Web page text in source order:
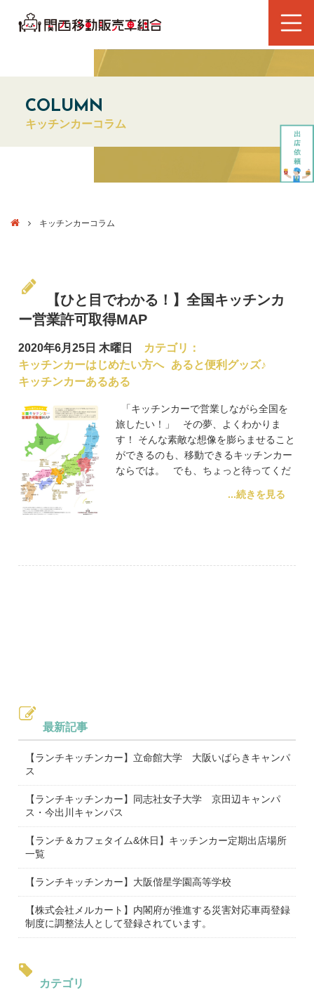
COLUMN
キッチンカーコラム
キッチンカーコラム
【ひと目でわかる！】全国キッチンカ
ー営業許可取得MAP
2020年6月25日 木曜日
カテゴリ：
キッチンカーはじめたい方へ
あると便利グッズ♪
キッチンカーあるある
「キッチンカーで営業しながら全国を
旅したい！」 その夢、よくわかりま
す！ そんな素敵な想像を膨らませること
ができるのも、移動できるキッチンカー
ならでは。 でも、ちょっと待ってくだ
...続きを見る
最新記事
【ランチキッチンカー】立命館大学 大阪いばらきキャンパ
ス
【ランチキッチンカー】同志社女子大学 京田辺キャンパ
ス・今出川キャンパス
【ランチ＆カフェタイム&休日】キッチンカー定期出店場所
一覧
【ランチキッチンカー】大阪偕星学園高等学校
【株式会社メルカート】内閣府が推進する災害対応車両登録
制度に調整法人として登録されています。
カテゴリ